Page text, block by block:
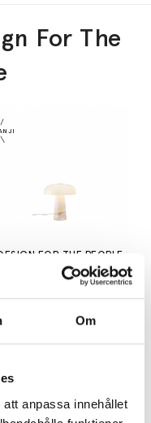
Om
anpassa innehållet
For The
FOR THE PEOPLE
4799 kr 3839 kr